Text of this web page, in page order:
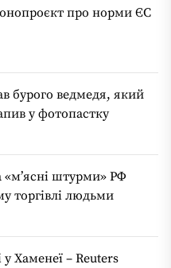
про норми ЄС
бурого ведмедя, який
у фотопастку
«мʼясні штурми» РФ
торгівлі людьми
у Хаменеї – Reuters